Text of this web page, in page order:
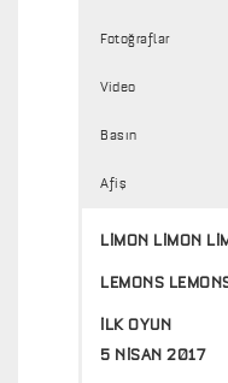
Fotoğraflar
Video
Basın
Afiş
LİMON LİMON
LEMONS
İLK OYUN
5 NİSAN 2017